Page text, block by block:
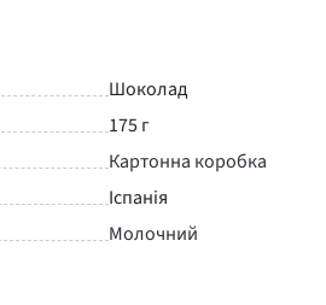
Шоколад
175 г
Картонна коробка
Іспанія
Молочний